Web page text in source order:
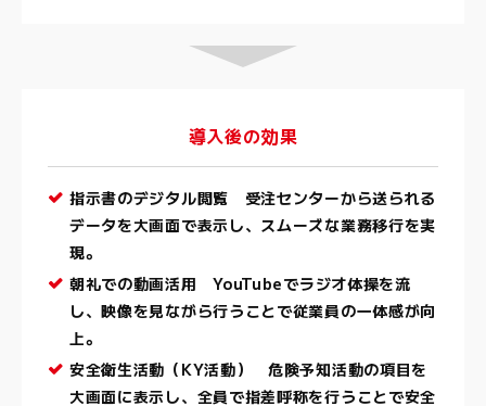
導入後の効果
指示書のデジタル閲覧 受注センターから送られる
データを大画面で表示し、スムーズな業務移行を実
現。
朝礼での動画活用 YouTubeでラジオ体操を流
し、映像を見ながら行うことで従業員の一体感が向
上。
安全衛生活動（KY活動） 危険予知活動の項目を
大画面に表示し、全員で指差呼称を行うことで安全